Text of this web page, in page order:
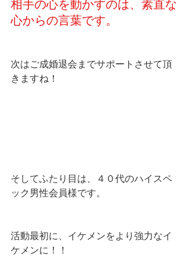
相手の心を動かすのは、素直な
心からの言葉です。
次はご成婚退会までサポートさせて頂
きますね！
そしてふたり目は、４０代のハイスペ
ック男性会員様です。
活動最初に、イケメンをより強力なイ
ケメンに！！